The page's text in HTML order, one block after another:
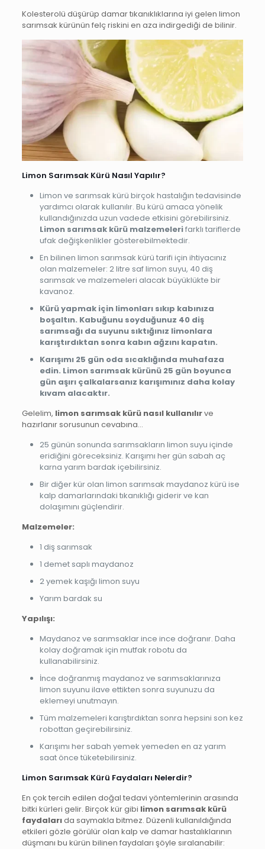
Kolesterolü düşürüp damar tıkanıklıklarına iyi gelen limon
sarımsak kürünün felç riskini en aza indirgediği de bilinir.
Limon Sarımsak Kürü Nasıl Yapılır?
Limon ve sarımsak kürü birçok hastalığın tedavisinde
yardımcı olarak kullanılır. Bu kürü amaca yönelik
kullandığınızda uzun vadede etkisini görebilirsiniz.
Limon sarımsak kürü malzemelerifarklı tariflerde
ufak değişkenlikler gösterebilmektedir.
En bilinen limon sarımsak kürü tarifi için ihtiyacınız
olan malzemeler: 2 litre saf limon suyu, 40 diş
sarımsak ve malzemeleri alacak büyüklükte bir
kavanoz.
Kürü yapmak için limonları sıkıp kabınıza
boşaltın. Kabuğunu soyduğunuz 40 diş
sarımsağı da suyunu sıktığınız limonlara
karıştırdıktan sonra kabın ağzını kapatın.
Karışımı 25 gün oda sıcaklığında muhafaza
edin. Limon sarımsak kürünü 25 gün boyunca
gün aşırı çalkalarsanız karışımınız daha kolay
kıvam alacaktır.
Gelelim, limon sarımsak kürü nasıl kullanılırve
hazırlanır sorusunun cevabına…
25 günün sonunda sarımsakların limon suyu içinde
eridiğini göreceksiniz. Karışımı her gün sabah aç
karna yarım bardak içebilirsiniz.
Bir diğer kür olan limon sarımsak maydanoz kürü ise
kalp damarlarındaki tıkanıklığı giderir ve kan
dolaşımını güçlendirir.
Malzemeler:
1 diş sarımsak
1 demet saplı maydanoz
2 yemek kaşığı limon suyu
Yarım bardak su
Yapılışı:
Maydanoz ve sarımsaklar ince ince doğranır. Daha
kolay doğramak için mutfak robotu da
kullanabilirsiniz.
İnce doğranmış maydanoz ve sarımsaklarınıza
limon suyunu ilave ettikten sonra suyunuzu da
eklemeyi unutmayın.
Tüm malzemeleri karıştırdıktan sonra hepsini son kez
robottan geçirebilirsiniz.
Karışımı her sabah yemek yemeden en az yarım
saat önce tüketebilirsiniz.
Limon Sarımsak Kürü Faydaları Nelerdir?
En çok tercih edilen doğal tedavi yöntemlerinin arasında
bitki kürleri gelir. Birçok kür gibi limon sarımsak kürü
faydalarıda saymakla bitmez. Düzenli kullanıldığında
etkileri gözle görülür olan kalp ve damar hastalıklarının
düşmanı bu kürün bilinen faydaları şöyle sıralanabilir: